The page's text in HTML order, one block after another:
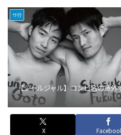
サ行
【ジャルジャル】コンビ名の意
X